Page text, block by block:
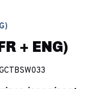
+ ENG)